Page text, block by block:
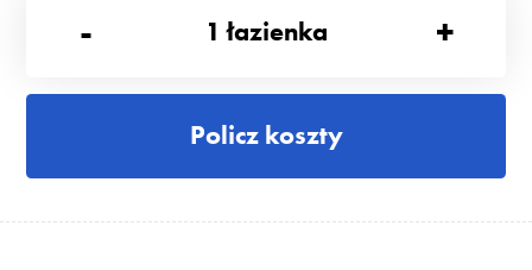
- 1 łazienka +
Policz koszty